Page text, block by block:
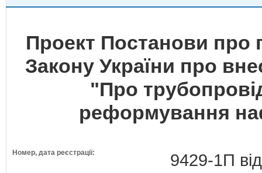
Проект Постанови про
Закону України про
"Про
реформування
Номер, дата реєстрації: 9429-1П